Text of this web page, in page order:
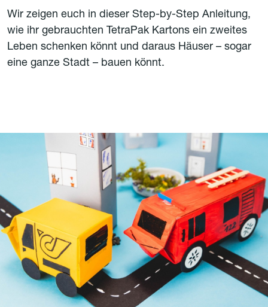
Wir zeigen euch in dieser Step-by-Step Anleitung,
wie ihr gebrauchten TetraPak Kartons ein zweites
Leben schenken könnt und daraus Häuser – sogar
eine ganze Stadt – bauen könnt.